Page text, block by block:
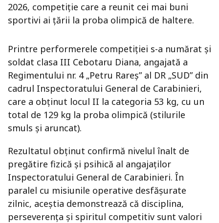
2026, competiție care a reunit cei mai buni
sportivi ai țării la proba olimpică de haltere.
Printre performerele competiției s-a numărat și
soldat clasa III Cebotaru Diana, angajată a
Regimentului nr. 4 „Petru Rareș” al DR „SUD” din
cadrul Inspectoratului General de Carabinieri,
care a obținut locul II la categoria 53 kg, cu un
total de 129 kg la proba olimpică (stilurile
smuls și aruncat).
Rezultatul obținut confirmă nivelul înalt de
pregătire fizică și psihică al angajaților
Inspectoratului General de Carabinieri. În
paralel cu misiunile operative desfășurate
zilnic, aceștia demonstrează că disciplina,
perseverența și spiritul competitiv sunt valori